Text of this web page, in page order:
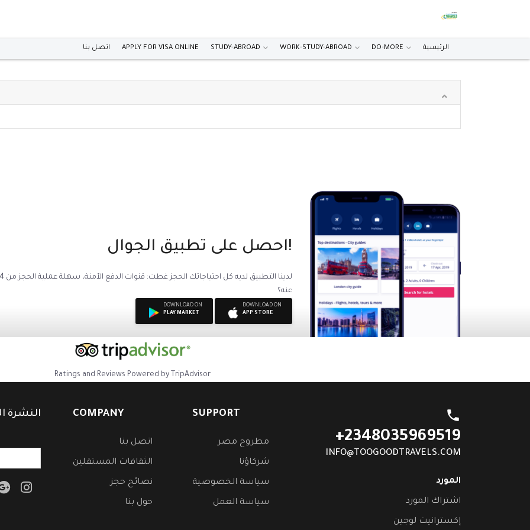
الرئيسية DO-MORE
WORK-STUDY-ABROAD
STUDY-ABROAD
APPLY FOR VISA ONLINE اتصل بنا
احصل على تطبيق الجوال!
عنه؟
DOWNLOAD ON
APP STORE
DOWNLOAD ON
PLAY MARKET
Ratings and Reviews Powered by TripAdvisor
phone
+2348035969519
INFO@TOOGOODTRAVELS.COM
المورد
اشتراك المورد
إكسترانيت لوجين
COMPANY
اتصل بنا
الثقافات المستقلين
نصائح حجز
حول بنا
SUPPORT
مطروح مصر
شركاؤنا
سياسة الخصوصية
سياسة العمل
النشرة